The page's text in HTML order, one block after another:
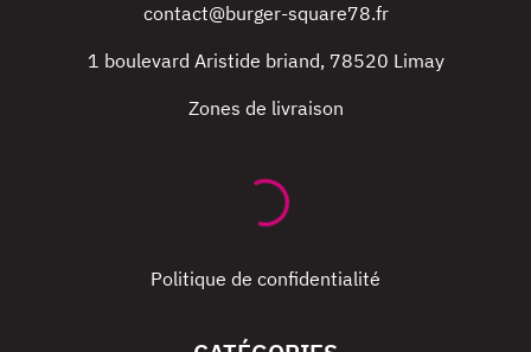
contact@burger-square78.fr
1 boulevard Aristide briand, 78520 Limay
Zones de livraison
Politique de confidentialité